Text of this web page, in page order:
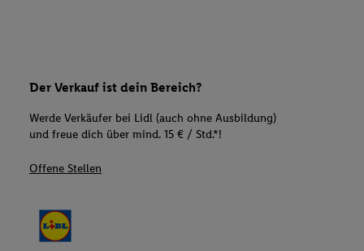
Der Verkauf ist dein Bereich?
Werde Verkäufer bei Lidl (auch ohne Ausbildung)
und freue dich über mind. 15 € / Std.*!
Offene Stellen